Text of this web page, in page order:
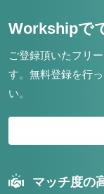
Workshipで
ご登録頂いたフリ
す。 無料登録を行
い。
マッチ度の